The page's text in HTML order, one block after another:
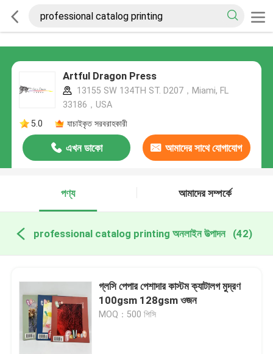
Artful Dragon Press
13155 SW 134TH ST. D207，Miami, FL
33186，USA
5.0
যাচাইকৃত সরবরাহকারী
এখন ডাকো আমাদের সাথে যোগাযোগ
পণ্য
আমাদের সম্পর্কে
professional catalog printing অনলাইন উত্পাদন (42)
গ্লসি পেপার পেশাদার কাস্টম ক্যাটালগ মুদ্রণ
100gsm 128gsm ওজন
MOQ：500 পিসি